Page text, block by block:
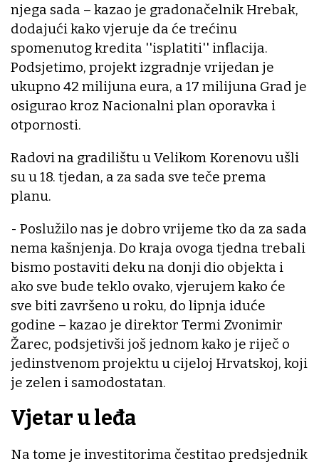
njega sada – kazao je gradonačelnik Hrebak,
dodajući kako vjeruje da će trećinu
spomenutog kredita ''isplatiti'' inflacija.
Podsjetimo, projekt izgradnje vrijedan je
ukupno 42 milijuna eura, a 17 milijuna Grad je
osigurao kroz Nacionalni plan oporavka i
otpornosti.
Radovi na gradilištu u Velikom Korenovu ušli
su u 18. tjedan, a za sada sve teče prema
planu.
- Poslužilo nas je dobro vrijeme tko da za sada
nema kašnjenja. Do kraja ovoga tjedna trebali
bismo postaviti deku na donji dio objekta i
ako sve bude teklo ovako, vjerujem kako će
sve biti završeno u roku, do lipnja iduće
godine – kazao je direktor Termi Zvonimir
Žarec, podsjetivši još jednom kako je riječ o
jedinstvenom projektu u cijeloj Hrvatskoj, koji
je zelen i samodostatan.
Vjetar u leđa
Na tome je investitorima čestitao predsjednik